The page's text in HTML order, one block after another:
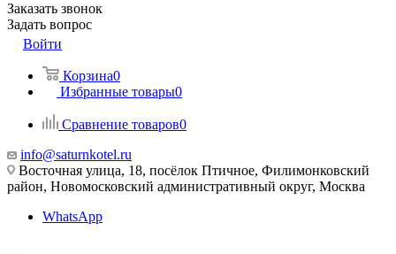
Заказать звонок
Задать вопрос
Войти
Корзина0
Избранные товары0
Сравнение товаров0
info@saturnkotel.ru
Восточная улица, 18, посёлок Птичное, Филимонковский
район, Новомосковский административный округ, Москва
WhatsApp